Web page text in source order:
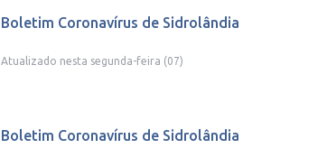
Boletim Coronavírus de Sidrolândia
Atualizado nesta segunda-feira (07)
Boletim Coronavírus de Sidrolândia